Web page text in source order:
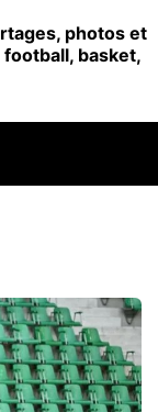
photos et
basket,